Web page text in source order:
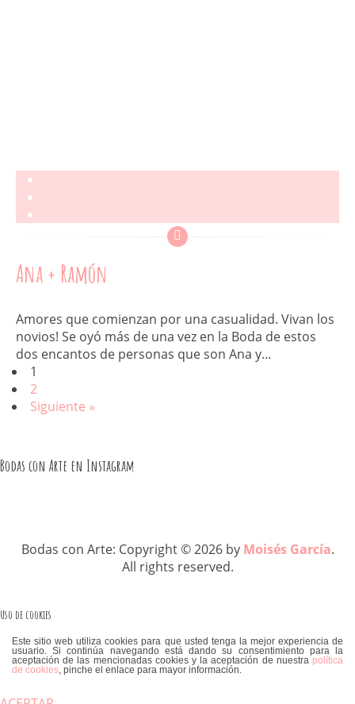
Ana + Ramón
Amores que comienzan por una casualidad. Vivan los
novios! Se oyó más de una vez en la Boda de estos
dos encantos de personas que son Ana y...
1
2
Siguiente »
Bodas con Arte en Instagram
Bodas con Arte: Copyright © 2026 by Moisés García.
All rights reserved.
Uso de cookies
Este sitio web utiliza cookies para que usted tenga la mejor experiencia de
usuario. Si continúa navegando está dando su consentimiento para la
aceptación de las mencionadas cookies y la aceptación de nuestra política
de cookies, pinche el enlace para mayor información.